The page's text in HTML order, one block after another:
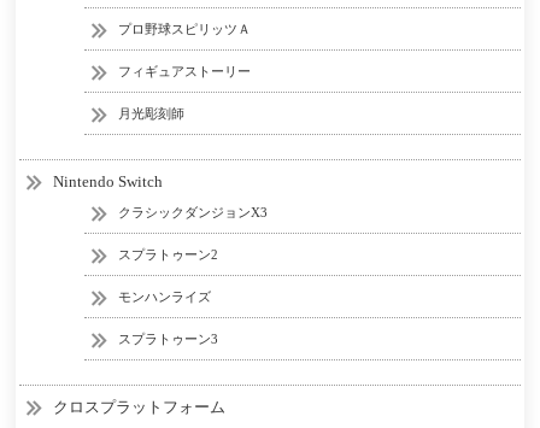
プロ野球スピリッツＡ
フィギュアストーリー
月光彫刻師
Nintendo Switch
クラシックダンジョンX3
スプラトゥーン2
モンハンライズ
スプラトゥーン3
クロスプラットフォーム